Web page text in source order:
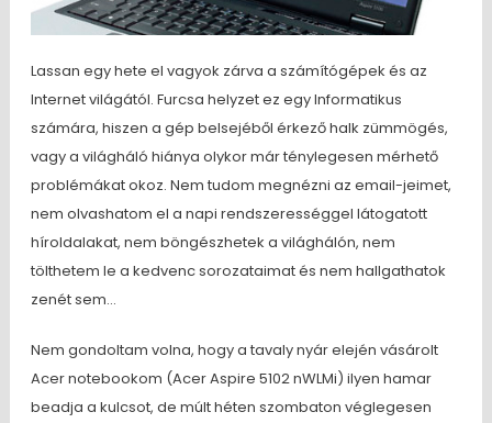
Lassan egy hete el vagyok zárva a számítógépek és az
Internet világától. Furcsa helyzet ez egy Informatikus
számára, hiszen a gép belsejéből érkező halk zümmögés,
vagy a világháló hiánya olykor már ténylegesen mérhető
problémákat okoz. Nem tudom megnézni az email-jeimet,
nem olvashatom el a napi rendszerességgel látogatott
híroldalakat, nem böngészhetek a világhálón, nem
tölthetem le a kedvenc sorozataimat és nem hallgathatok
zenét sem…
Nem gondoltam volna, hogy a tavaly nyár elején vásárolt
Acer notebookom (Acer Aspire 5102 nWLMi) ilyen hamar
beadja a kulcsot, de múlt héten szombaton véglegesen